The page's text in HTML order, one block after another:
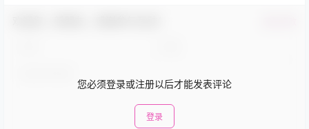
您必须登录或注册以后才能发表评论
登录